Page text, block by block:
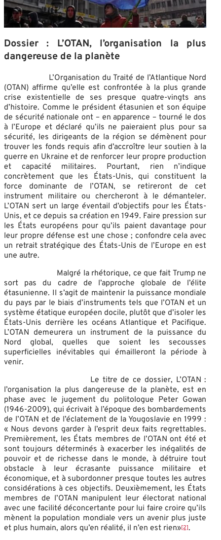
Dossier : L’OTAN, l’organisation la plus
dangereuse de la planète
L’Organisation du Traité de l’Atlantique Nord
(OTAN) affirme qu’elle est confrontée à la plus grande
crise existentielle de ses presque quatre-vingts ans
d’histoire. Comme le président étasunien et son équipe
de sécurité nationale ont – en apparence – tourné le dos
à l’Europe et déclaré qu’ils ne paieraient plus pour sa
sécurité, les dirigeants de la région se démènent pour
trouver les fonds requis afin d’accroître leur soutien à la
guerre en Ukraine et de renforcer leur propre production
et capacité militaires. Pourtant, rien n’indique
concrètement que les États-Unis, qui constituent la
force dominante de l’OTAN, se retireront de cet
instrument militaire ou chercheront à le démanteler.
L’OTAN sert un large éventail d’objectifs pour les États-
Unis, et ce depuis sa création en 1949. Faire pression sur
les États européens pour qu’ils paient davantage pour
leur propre défense est une chose ; confondre cela avec
un retrait stratégique des États-Unis de l’Europe en est
une autre.
Malgré la rhétorique, ce que fait Trump ne
sort pas du cadre de l’approche globale de l’élite
étasunienne. Il s’agit de maintenir la puissance mondiale
du pays par le biais d’instruments tels que l’OTAN et un
système étatique européen docile, plutôt que d’isoler les
États-Unis derrière les océans Atlantique et Pacifique.
L’OTAN demeurera un instrument de la puissance du
Nord global, quelles que soient les secousses
superficielles inévitables qui émailleront la période à
venir.
Le titre de ce dossier, L’OTAN :
l’organisation la plus dangereuse de la planète, est en
phase avec le jugement du politologue Peter Gowan
(1946-2009), qui écrivait à l’époque des bombardements
de l’OTAN et de l’éclatement de la Yougoslavie en 1999 :
« Nous devons garder à l’esprit deux faits regrettables.
Premièrement, les États membres de l’OTAN ont été et
sont toujours déterminés à exacerber les inégalités de
pouvoir et de richesse dans le monde, à détruire tout
obstacle à leur écrasante puissance militaire et
économique, et à subordonner presque toutes les autres
considérations à ces objectifs. Deuxièmement, les États
membres de l’OTAN manipulent leur électorat national
avec une facilité déconcertante pour lui faire croire qu’ils
mènent la population mondiale vers un avenir plus juste
et plus humain, alors qu’en réalité, il n’en est rien»[2].